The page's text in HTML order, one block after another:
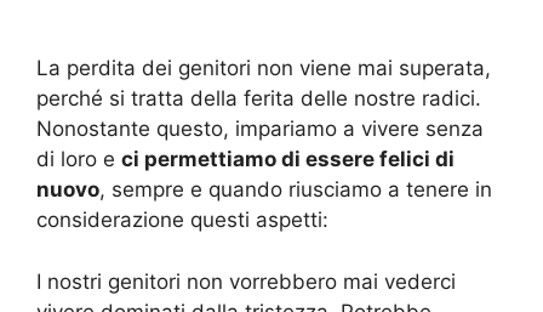
La perdita dei genitori non viene mai superata,
perché si tratta della ferita delle nostre radici.
Nonostante questo, impariamo a vivere senza
di loro e ci permettiamo di essere felici di
nuovo, sempre e quando riusciamo a tenere in
considerazione questi aspetti:
I nostri genitori non vorrebbero mai vederci